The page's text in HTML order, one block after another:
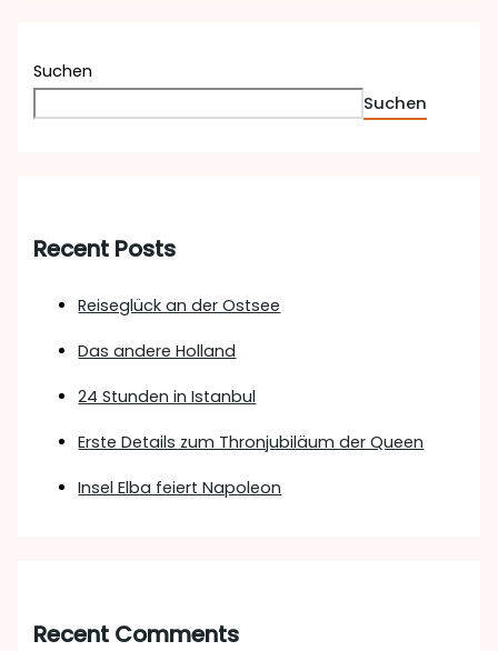
Suchen
Suchen
Recent Posts
Reiseglück an der Ostsee
Das andere Holland
24 Stunden in Istanbul
Erste Details zum Thronjubiläum der Queen
Insel Elba feiert Napoleon
Recent Comments